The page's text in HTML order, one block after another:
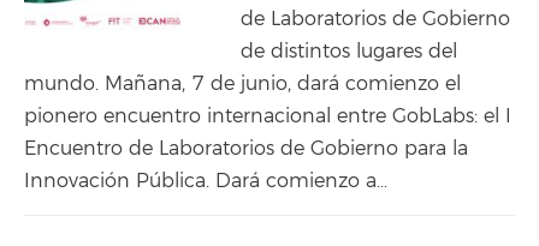
de Laboratorios de Gobierno
de distintos lugares del
mundo. Mañana, 7 de junio, dará comienzo el
pionero encuentro internacional entre GobLabs: el I
Encuentro de Laboratorios de Gobierno para la
Innovación Pública. Dará comienzo a…